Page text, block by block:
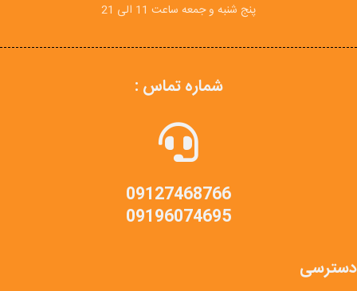
پنج شنبه و جمعه ساعت 11 الی 21
شماره تماس :
09127468766
09196074695
دسترسی